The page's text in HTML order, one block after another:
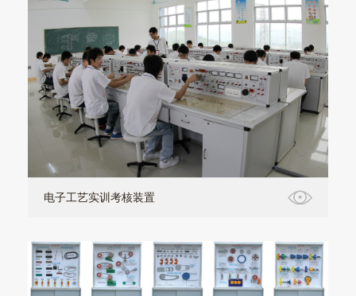
电子工艺实训考核装置